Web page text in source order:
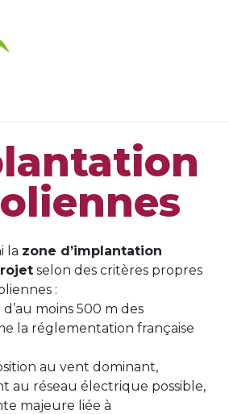
la zone d’implantation
selon des critères propres
:
moins 500 m des
la réglementation française
au vent dominant,
au réseau électrique possible,
majeure liée à